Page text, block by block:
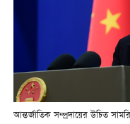
আন্তর্জাতিক সম্প্রদায়ের উচিত